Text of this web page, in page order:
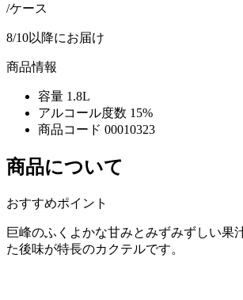
/ケース
8/10以降にお届け
商品情報
容量 1.8L
アルコール度数 15%
商品コード 00010323
商品について
おすすめポイント
巨峰のふくよかな甘みとみずみずしい果
た後味が特長のカクテルです。